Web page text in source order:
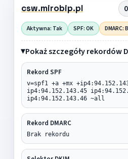
csw.mirobip.pl
Aktywna: Tak SPF: OK DMARC:
Pokaż szczegóły rekordów
Rekord SPF
v=spf1 +a +mx
ip4:94.152.143.45
ip4:94.152.143.46 ~all
Rekord DMARC
Brak rekordu